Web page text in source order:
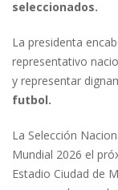
seleccionados.
La presidenta
representativo
y representar
futbol.
La Selección
Mundial 2026 el
Estadio Ciudad de